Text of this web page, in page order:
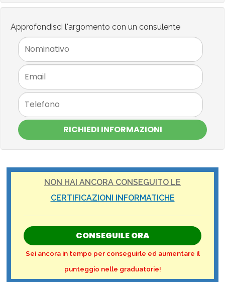
Approfondisci l'argomento con un consulente
RICHIEDI INFORMAZIONI
NON HAI ANCORA CONSEGUITO LE
CERTIFICAZIONI INFORMATICHE
CONSEGUILE ORA
Sei ancora in tempo per conseguirle ed aumentare il
punteggio nelle graduatorie!